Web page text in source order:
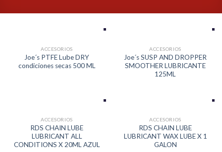
ACCESORIOS
Joe´s PTFE Lube DRY
condiciones secas 500 ML
ACCESORIOS
Joe´s SUSP AND DROPPER
SMOOTHER LUBRICANTE
125ML
ACCESORIOS
RDS CHAIN LUBE
LUBRICANT ALL
CONDITIONS X 20ML AZUL
ACCESORIOS
RDS CHAIN LUBE
LUBRICANT WAX LUBE X 1
GALON